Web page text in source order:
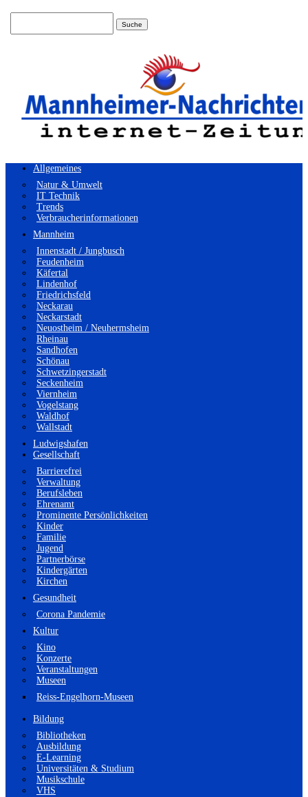
Allgemeines
Natur & Umwelt
IT Technik
Trends
Verbraucherinformationen
Mannheim
Innenstadt / Jungbusch
Feudenheim
Käfertal
Lindenhof
Friedrichsfeld
Neckarau
Neckarstadt
Neuostheim / Neuhermsheim
Rheinau
Sandhofen
Schönau
Schwetzingerstadt
Seckenheim
Viernheim
Vogelstang
Waldhof
Wallstadt
Ludwigshafen
Gesellschaft
Barrierefrei
Verwaltung
Berufsleben
Ehrenamt
Prominente Persönlichkeiten
Kinder
Familie
Jugend
Partnerbörse
Kindergärten
Kirchen
Gesundheit
Corona Pandemie
Kultur
Kino
Konzerte
Veranstaltungen
Museen
Reiss-Engelhorn-Museen
Bildung
Bibliotheken
Ausbildung
E-Learning
Universitäten & Studium
Musikschule
VHS